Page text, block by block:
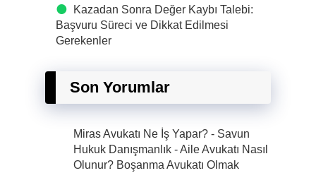
Kazadan Sonra Değer Kaybı Talebi:
Başvuru Süreci ve Dikkat Edilmesi
Gerekenler
Son Yorumlar
Miras Avukatı Ne İş Yapar? - Savun
Hukuk Danışmanlık -Aile Avukatı Nasıl
Olunur? Boşanma Avukatı Olmak